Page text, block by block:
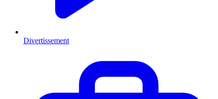
Divertissement